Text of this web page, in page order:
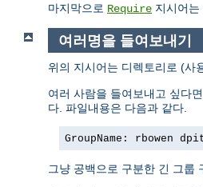
마지막으로 Require 지시어
여러명을 들여보내기
위의 지시어는 디렉토리로 (사
여러 사람을 들여보내고 싶다
다. 파일내용은 다음과 같다.
GroupName: rbowen
그냥 공백으로 구분한 긴 그룹